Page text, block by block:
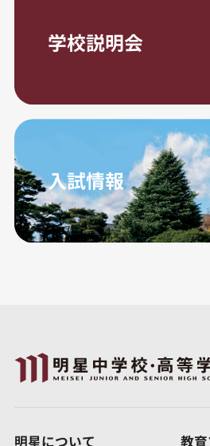
学校説明会
入試情報
明星について 教育